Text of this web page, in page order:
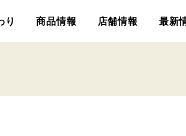
り 商品情報 店舗情報 最新